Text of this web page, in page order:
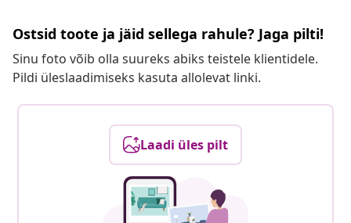
Ostsid toote ja jäid sellega rahule? Jaga pilti!
Sinu foto võib olla suureks abiks teistele klientidele.
Pildi üleslaadimiseks kasuta allolevat linki.
Laadi üles pilt